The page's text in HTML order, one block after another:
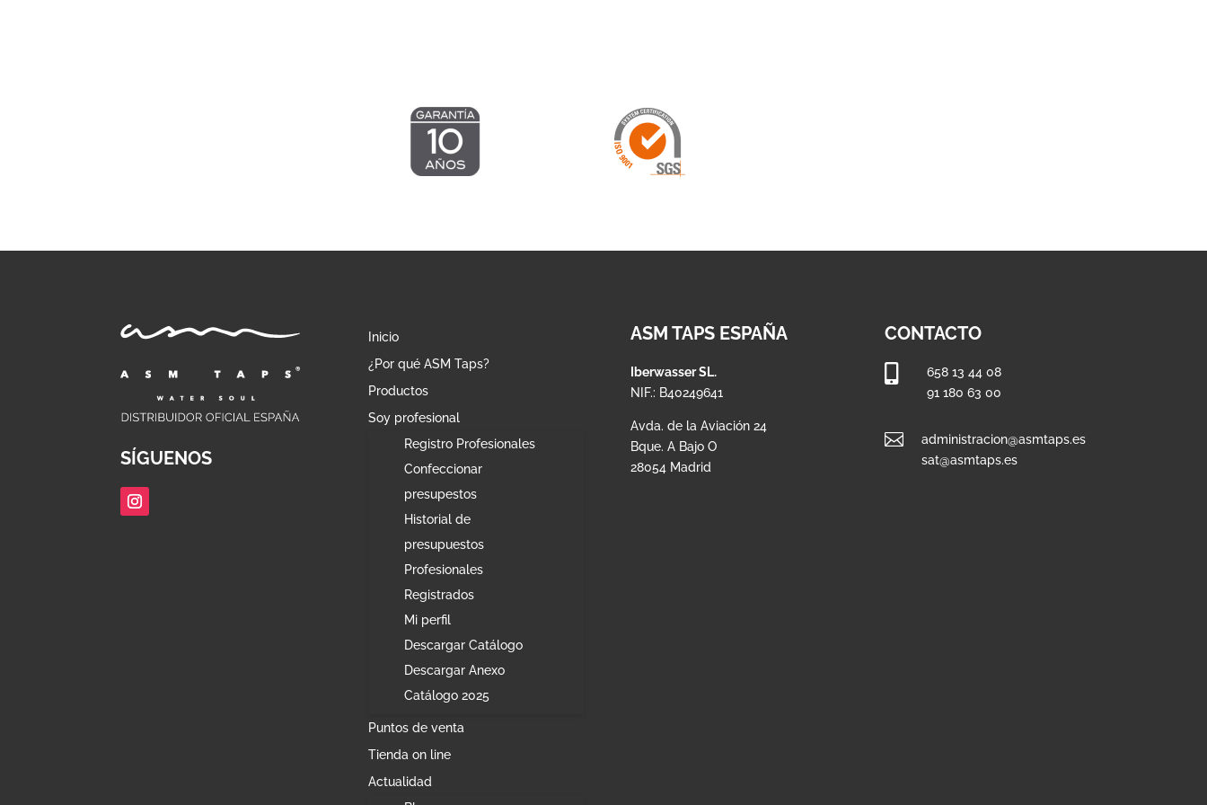
SÍGUENOS
Inicio
¿Por qué ASM Taps?
Productos
Soy profesional
Registro Profesionales
Confeccionar
presupestos
Historial de
presupuestos
Profesionales
Registrados
Mi perfil
Descargar Catálogo
Descargar Anexo
Catálogo 2025
Puntos de venta
Tienda on line
Actualidad
ASM TAPS ESPAÑA
Iberwasser SL.
NIF.: B40249641
Avda. de la Aviación 24
Bque. A Bajo O
28054 Madrid
CONTACTO
658 13 44 08
91 180 63 00

administracion@asmtaps.es
sat@asmtaps.es